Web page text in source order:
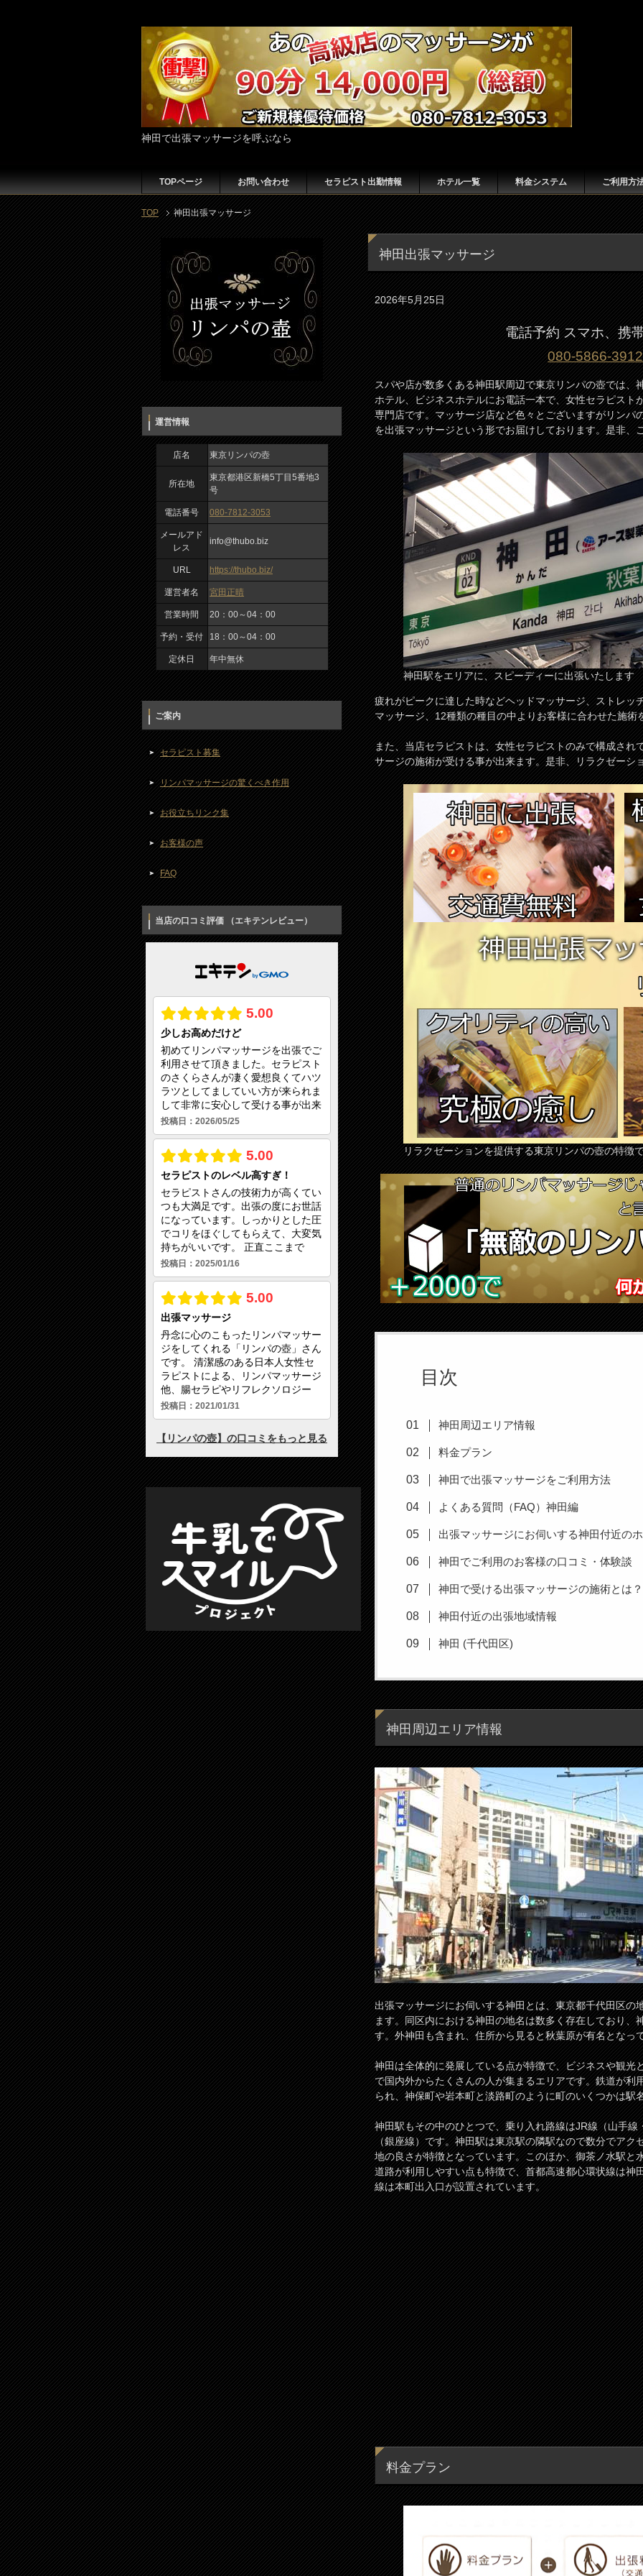
神田で出張マッサージを呼ぶなら
TOPページ お問い合わせ セラピスト出勤情報 ホテル一覧 料金システム ご利用方
TOP 神田出張マッサージ
神田出張マッサージ
2026年5月25日
電話予約 スマホ、携
080-5866-3912
スパや店が数多くある神田駅周辺で東京リンパの壺では、
ホテル、ビジネスホテルにお電話一本で、女性セラピスト
専門店です。マッサージ店など色々とございますがリンパ
を出張マッサージという形でお届けしております。是非、
神田駅をエリアに、スピーディーに出張いたします
疲れがピークに達した時などヘッドマッサージ、ストレッ
マッサージ、12種類の種目の中よりお客様に合わせた施術
また、当店セラピストは、女性セラピストのみで構成され
サージの施術が受ける事が出来ます。是非、リラクゼーシ
リラクゼーションを提供する東京リンパの壺の特徴
目次
神田周辺エリア情報
料金プラン
神田で出張マッサージをご利用方法
よくある質問（FAQ）神田編
出張マッサージにお伺いする神田付近の
神田でご利用のお客様の口コミ・体験談
神田で受ける出張マッサージの施術とは？
神田付近の出張地域情報
神田 (千代田区)
神田周辺エリア情報
出張マッサージにお伺いする神田とは、東京都千代田区の
ます。同区内における神田の地名は数多く存在しており、
す。外神田も含まれ、住所から見ると秋葉原が有名となっ
神田は全体的に発展している点が特徴で、ビジネスや観光
で国内外からたくさんの人が集まるエリアです。鉄道が利
られ、神保町や岩本町と淡路町のように町のいくつかは駅
神田駅もその中のひとつで、乗り入れ路線はJR線（山手
（銀座線）です。神田駅は東京駅の隣駅なので数分でアク
地の良さが特徴となっています。このほか、御茶ノ水駅と
道路が利用しやすい点も特徴で、首都高速都心環状線は神
線は本町出入口が設置されています。
料金プラン
運営情報
店名 東京リンパの壺
所在地
東京都港区新橋5丁目5番地3
号
電話番号 080-7812-3053
メールアド
レス
info@thubo.biz
URL https://thubo.biz/
運営者名 宮田正晴
営業時間 20：00～04：00
予約・受付 18：00～04：00
定休日 年中無休
ご案内
セラピスト募集
リンパマッサージの驚くべき作用
お役立ちリンク集
お客様の声
FAQ
当店の口コミ評価 （エキテンレビュー）